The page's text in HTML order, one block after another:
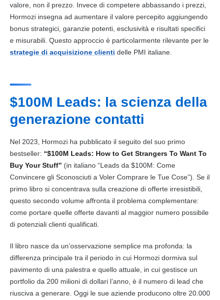
valore, non il prezzo. Invece di competere abbassando i prezzi,
Hormozi insegna ad aumentare il valore percepito aggiungendo
bonus strategici, garanzie potenti, esclusività e risultati specifici
e misurabili. Questo approccio è particolarmente rilevante per le
strategie di acquisizione clienti delle PMI italiane.
$100M Leads: la scienza della
generazione contatti
Nel 2023, Hormozi ha pubblicato il seguito del suo primo
bestseller: “$100M Leads: How to Get Strangers To Want To
Buy Your Stuff” (in italiano “Leads da $100M: Come
Convincere gli Sconosciuti a Voler Comprare le Tue Cose”). Se il
primo libro si concentrava sulla creazione di offerte irresistibili,
questo secondo volume affronta il problema complementare:
come portare quelle offerte davanti al maggior numero possibile
di potenziali clienti qualificati.
Il libro nasce da un’osservazione semplice ma profonda: la
differenza principale tra il periodo in cui Hormozi dormiva sul
pavimento di una palestra e quello attuale, in cui gestisce un
portfolio da 200 milioni di dollari l’anno, è il numero di lead che
riusciva a generare. Oggi le sue aziende producono oltre 20.000